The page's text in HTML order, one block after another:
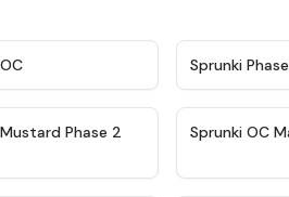
Sprunki
★ 4.4
Phase 2 Sprunki OC